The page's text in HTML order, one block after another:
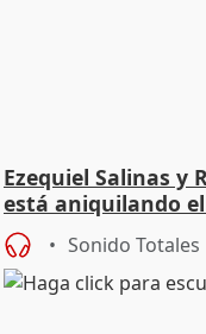
Ezequiel Salinas y
está aniquilando
Sonido Totales